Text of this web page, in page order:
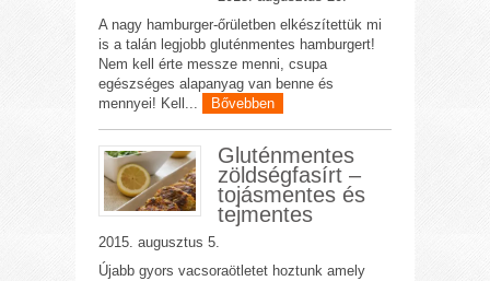
A nagy hamburger-őrületben elkészítettük mi
is a talán legjobb gluténmentes hamburgert!
Nem kell érte messze menni, csupa
egészséges alapanyag van benne és
mennyei! Kell...
Bővebben
Gluténmentes
zöldségfasírt –
tojásmentes és
tejmentes
2015. augusztus 5.
Újabb gyors vacsoraötletet hoztunk amely